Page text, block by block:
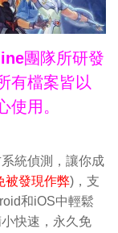
團隊所研發
有檔案皆以
使用。
統偵測，讓你成
被發現作弊)，支
和iOS中輕鬆
快速，永久免